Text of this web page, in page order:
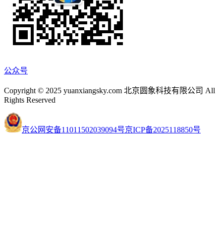
公众号
Copyright © 2025 yuanxiangsky.com 北京圆象科技有限公司 All
Rights Reserved
京公网安备11011502039094号京ICP备2025118850号